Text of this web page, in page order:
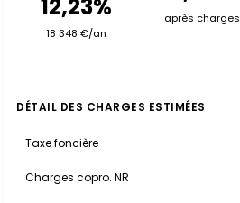
12,23%
18 348 €/an
après charges
DÉTAIL DES CHARGES ESTIMÉES
Taxe foncière
Charges copro. NR